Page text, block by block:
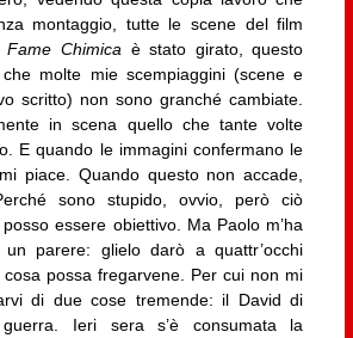
montaggio, tutte le scene del film
Fame Chimica è stato girato, questo
molte mie scempiaggini (scene e
scritto) non sono granché cambiate.
in scena quello che tante volte
E quando le immagini confermano le
piace. Quando questo non accade,
sono stupido, ovvio, però ciò
essere obiettivo. Ma Paolo m’ha
parere: glielo darò a quattr’occhi
possa fregarvene. Per cui non mi
di due cose tremende: il David di
Ieri sera s’è consumata la